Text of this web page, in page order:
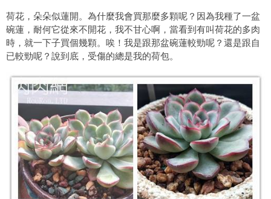
荷花，朵朵似蓮開。為什麼我會買那麼多顆呢？因為我種了一盆
碗蓮，耐何它從來不開花，我不甘心啊，當看到有叫荷花的多肉
時，就一下子買個幾顆。唉！我是跟那盆碗蓮較勁呢？還是跟自
已較勁呢？說到底，受傷的總是我的荷包。